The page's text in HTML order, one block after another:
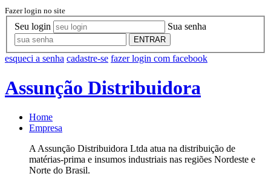
Fazer login no site
Seu login Sua senha
ENTRAR
esqueci a senha cadastre-se fazer login com facebook
Assunção Distribuidora
Home
Empresa
A Assunção Distribuidora Ltda atua na distribuição de
matérias-prima e insumos industriais nas regiões Nordeste e
Norte do Brasil.